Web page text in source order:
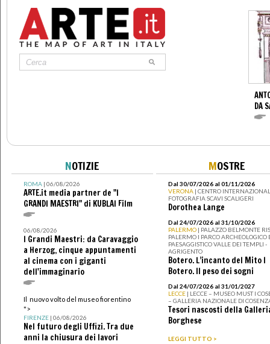
DA
NOTIZIE
ROMA| 06/08/2026
ARTE.it media partner de "I
GRANDI MAESTRI" di KUBLAI Film
06/08/2026
I Grandi Maestri: da Caravaggio
a Herzog, cinque appuntamenti
al cinema con i giganti
dell'immaginario
Il nuovo volto del museo fiorentino
">
FIRENZE| 06/08/2026
Nel futuro degli Uffizi. Tra due
anni la chiusura dei lavori
MOSTRE
Dal 30/07/2026 al 01/11/2026
VERONA | CENTRO
FOTOGRAFIA SCAVI SCALIGERI
Dorothea Lange
Dal 24/07/2026 al 31/10/2026
PALERMO | PALAZZO BELMONTE
PALERMO I PARCO ARCHEOLOGICO
PAESAGGISTICO VALLE DEI TEMPLI -
AGRIGENTO
Botero. L’incanto del Mito I
Botero. Il peso dei sogni
Dal 24/07/2026 al 31/01/2027
LECCE | LECCE – MUSEO MUST I
– GALLERIA NAZIONALE DI
Tesori nascosti della
Borghese
LEGGI TUTTO >